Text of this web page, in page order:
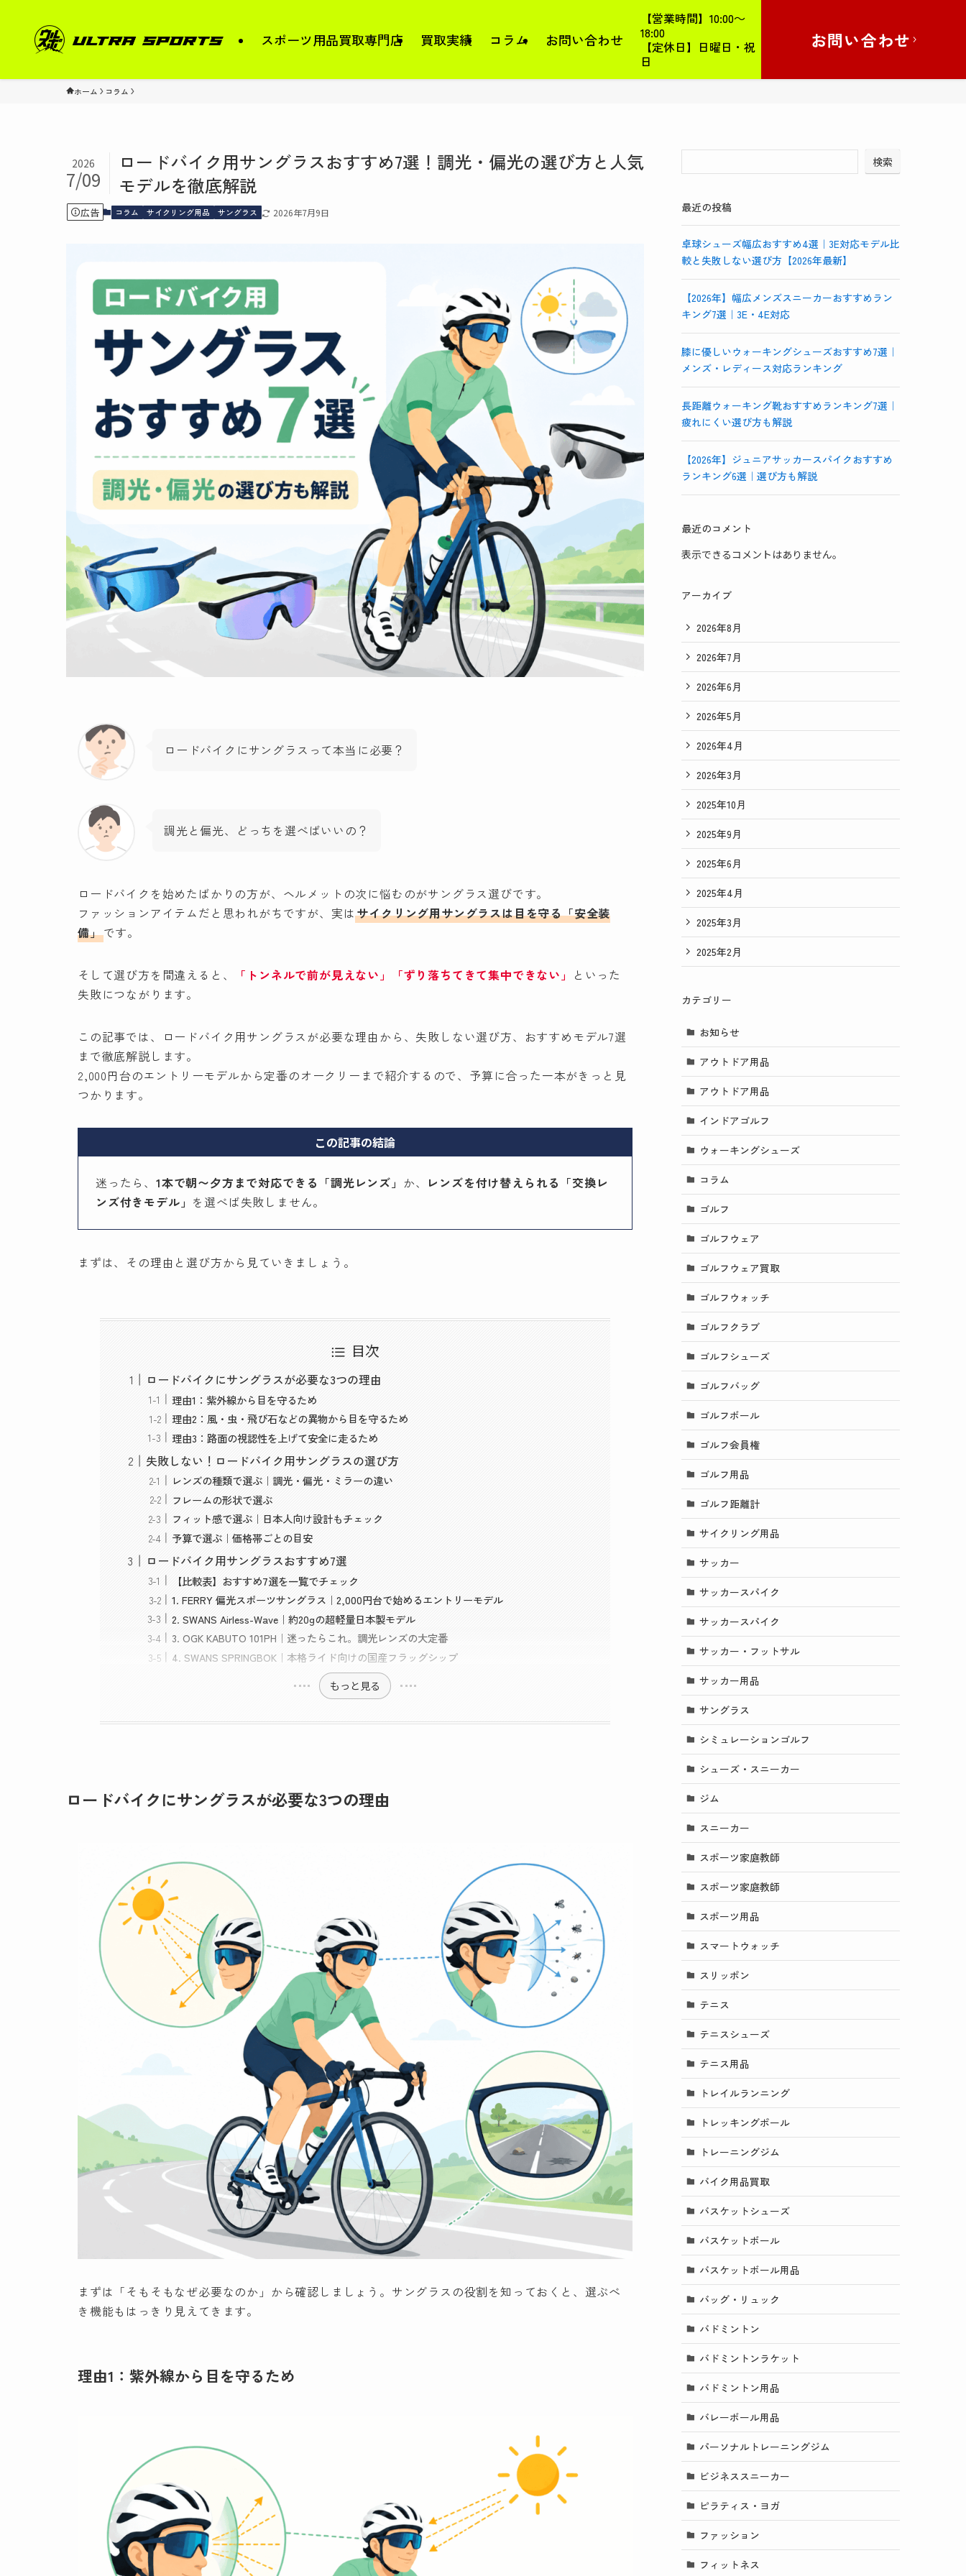
スポーツ用品買取専門店 買取実績 コラム お問い合わせ
【営業時間】10:00～
18:00
【定休日】日曜日・祝
日
お問い合わせ
ホーム コラム
ロードバイク用サングラスおすすめ7選！調光・偏光の選び方と人気
モデルを徹底解説
2026
7/09
広告 コラム サイクリング用品 サングラス 2026年7月9日
ロードバイクにサングラスって本当に必要？
調光と偏光、どっちを選べばいいの？
ロードバイクを始めたばかりの方が、ヘルメットの次に悩むのがサングラス選びです。
ファッションアイテムだと思われがちですが、実はサイクリング用サングラスは目を守る「安全装
備」です。
そして選び方を間違えると、 「トンネルで前が見えない」「ずり落ちてきて集中できない」 といった
失敗につながります。
この記事では、ロードバイク用サングラスが必要な理由から、失敗しない選び方、おすすめモデル7選
まで徹底解説します。
2,000円台のエントリーモデルから定番のオークリーまで紹介するので、予算に合った一本がきっと見
つかります。
この記事の結論
迷ったら、 1本で朝〜夕方まで対応できる「調光レンズ」 か、 レンズを付け替えられる「交換レ
ンズ付きモデル」 を選べば失敗しません。
まずは、その理由と選び方から見ていきましょう。
目次
ロードバイクにサングラスが必要な3つの理由
理由1：紫外線から目を守るため
理由2：風・虫・飛び石などの異物から目を守るため
理由3：路面の視認性を上げて安全に走るため
失敗しない！ロードバイク用サングラスの選び方
レンズの種類で選ぶ｜調光・偏光・ミラーの違い
フレームの形状で選ぶ
フィット感で選ぶ｜日本人向け設計もチェック
予算で選ぶ｜価格帯ごとの目安
ロードバイク用サングラスおすすめ7選
【比較表】おすすめ7選を一覧でチェック
1. FERRY 偏光スポーツサングラス｜2,000円台で始めるエントリーモデル
2. SWANS Airless-Wave｜約20gの超軽量日本製モデル
3. OGK KABUTO 101PH｜迷ったらこれ。調光レンズの大定番
4. SWANS SPRINGBOK｜本格ライド向けの国産フラッグシップ
もっと見る
ロードバイクにサングラスが必要な3つの理由
まずは「そもそもなぜ必要なのか」から確認しましょう。サングラスの役割を知っておくと、選ぶべ
き機能もはっきり見えてきます。
理由1：紫外線から目を守るため
検索
最近の投稿
卓球シューズ幅広おすすめ4選｜3E対応モデル比
較と失敗しない選び方【2026年最新】
【2026年】幅広メンズスニーカーおすすめラン
キング7選｜3E・4E対応
膝に優しいウォーキングシューズおすすめ7選｜
メンズ・レディース対応ランキング
長距離ウォーキング靴おすすめランキング7選｜
疲れにくい選び方も解説
【2026年】ジュニアサッカースパイクおすすめ
ランキング6選｜選び方も解説
最近のコメント
表示できるコメントはありません。
アーカイブ
2026年8月
2026年7月
2026年6月
2026年5月
2026年4月
2026年3月
2025年10月
2025年9月
2025年6月
2025年4月
2025年3月
2025年2月
カテゴリー
お知らせ
アウトドア用品
アウトドア用品
インドアゴルフ
ウォーキングシューズ
コラム
ゴルフ
ゴルフウェア
ゴルフウェア買取
ゴルフウォッチ
ゴルフクラブ
ゴルフシューズ
ゴルフバッグ
ゴルフボール
ゴルフ会員権
ゴルフ用品
ゴルフ距離計
サイクリング用品
サッカー
サッカースパイク
サッカースパイク
サッカー・フットサル
サッカー用品
サングラス
シミュレーションゴルフ
シューズ・スニーカー
ジム
スニーカー
スポーツ家庭教師
スポーツ家庭教師
スポーツ用品
スマートウォッチ
スリッポン
テニス
テニスシューズ
テニス用品
トレイルランニング
トレッキングポール
トレーニングジム
バイク用品買取
バスケットシューズ
バスケットボール
バスケットボール用品
バッグ・リュック
バドミントン
バドミントンラケット
バドミントン用品
バレーボール用品
パーソナルトレーニングジム
ビジネススニーカー
ピラティス・ヨガ
ファッション
フィットネス